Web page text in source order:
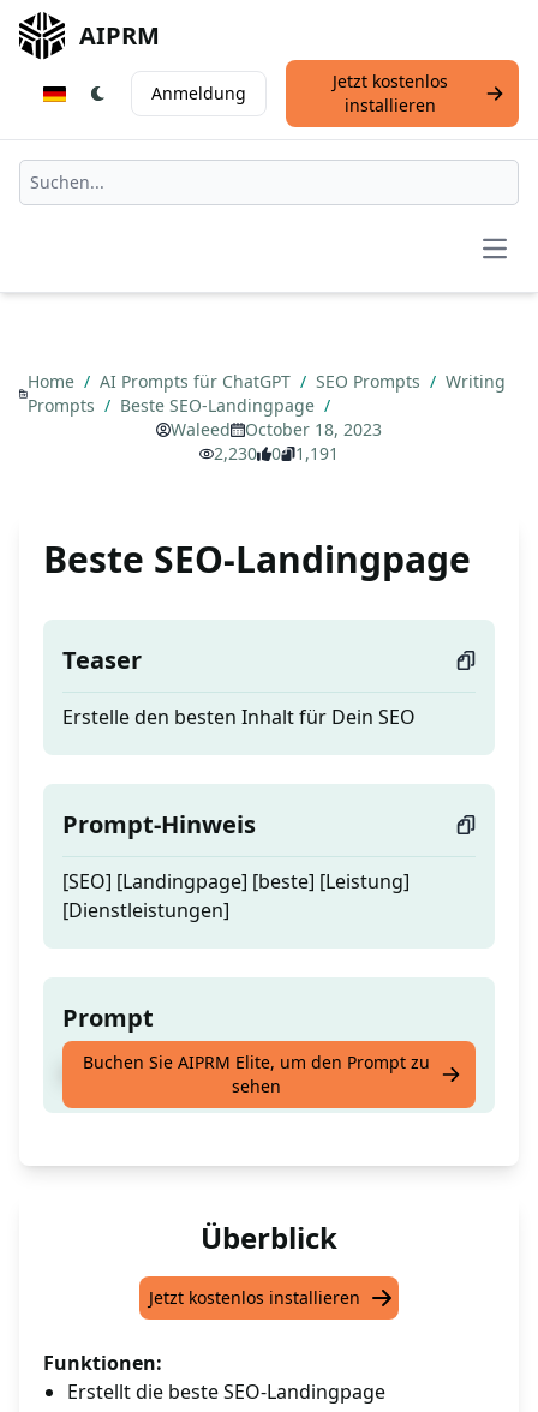
AIPRM
Anmeldung
Jetzt kostenlos
installieren
Home / AI Prompts für ChatGPT / SEO Prompts / Writing
Prompts / Beste SEO-Landingpage /
Waleed
October 18, 2023
2,230
0 1,191
Beste SEO-Landingpage
Teaser
Erstelle den besten Inhalt für Dein SEO
Prompt-Hinweis
[SEO] [Landingpage] [beste] [Leistung]
[Dienstleistungen]
Prompt
Erstelle den besten Inhalt für Dein SEO
Buchen Sie AIPRM Elite, um den Prompt zu
sehen
Überblick
Jetzt kostenlos installieren
Funktionen:
Erstellt die beste SEO-Landingpage